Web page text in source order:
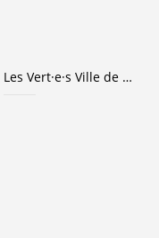
LesVert·e·s Ville de Genève